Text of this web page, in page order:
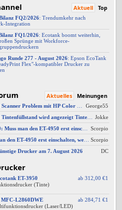
Aktuell Top
FQ2/2026: Trendumkehr nach
​Integration
FQ1/2026: Ecotank boomt weiterhin,
Sprünge mit Workforce-​
Runde 277 -​ August 2026: Epson EcoTank
Flex"-​kompatibler Drucker zu
Aktuelles Meinungen
George55
AW #2: Tintenfüllstand wird angezeigt Tintenfüllstand wird angezeigt, aber unter Druckkopf-Status --
Jokke
AW #10: Muss man den ET-4950 erst einschalten, wenn man vom Mac drucken möchte?
Scorpio
Muss man den ET-4950 erst einschalten, wenn man vom Mac drucken möchte?
Scorpio
Drucker am 7. August 2026 DC
ab 312,00 €1
ET-3950
(Tinte)
ab 284,71 €1
L2860DWE
(Laser/LED)